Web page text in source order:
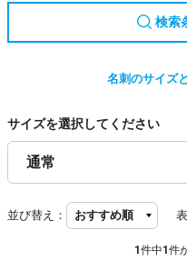
検索
名刺のサイズ
サイズを選択してください
並び替え：
1 件中1 件